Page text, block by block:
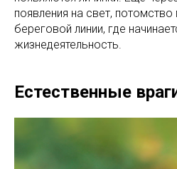
появления на свет,
береговой линии, где
жизнедеятельность.
Естественные